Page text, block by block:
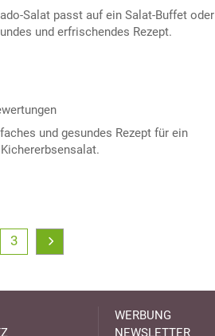
Salat passt auf ein Salat-Buffet oder
und erfrischendes Rezept.
und gesundes Rezept für ein
3
WERBUNG
NEWSLETTER